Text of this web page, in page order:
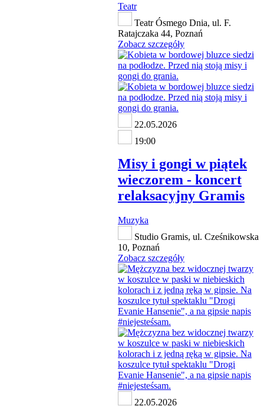
Teatr
Teatr Ósmego Dnia, ul. F.
Ratajczaka 44, Poznań
Zobacz szczegóły
22.05.2026
19:00
Misy i gongi w piątek
wieczorem - koncert
relaksacyjny Gramis
Muzyka
Studio Gramis, ul. Cześnikowska
10, Poznań
Zobacz szczegóły
22.05.2026